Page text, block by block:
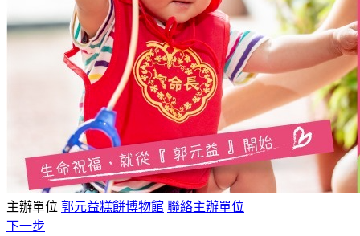
主辦單位 郭元益糕餅博物館 聯絡主辦單位
下一步